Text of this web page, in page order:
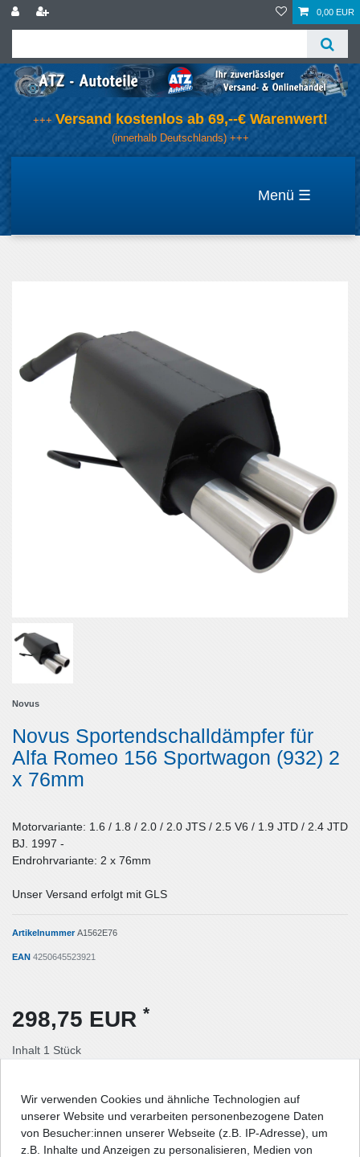
0,00 EUR
+++ Versand kostenlos ab 69,--€ Warenwert!
(innerhalb Deutschlands) +++
☰
Novus
Novus Sportendschalldämpfer für
Alfa Romeo 156 Sportwagon (932) 2
x 76mm
Motorvariante: 1.6 / 1.8 / 2.0 / 2.0 JTS / 2.5 V6 / 1.9 JTD / 2.4 JTD
BJ. 1997 -
Endrohrvariante: 2 x 76mm
Unser Versand erfolgt mit GLS
ArtikelnummerA1562E76
EAN 4250645523921
298,75 EUR *
Inhalt 1 Stück
In den Warenkorb
Wir verwenden Cookies und ähnliche Technologien auf
unserer Website und verarbeiten personenbezogene Daten
von Besucher:innen unserer Webseite (z.B. IP-Adresse), um
z.B. Inhalte und Anzeigen zu personalisieren, Medien von